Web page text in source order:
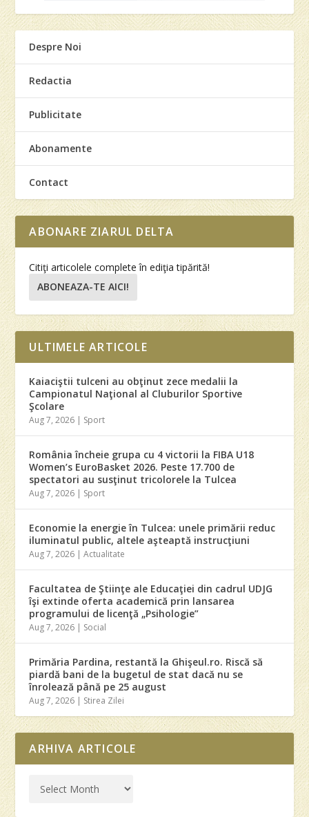
Despre Noi
Redactia
Publicitate
Abonamente
Contact
ABONARE ZIARUL DELTA
Citiţi articolele complete în ediţia tipărită!
ABONEAZA-TE AICI!
ULTIMELE ARTICOLE
Kaiaciştii tulceni au obţinut zece medalii la
Campionatul Naţional al Cluburilor Sportive
Şcolare
Aug 7, 2026 | Sport
România încheie grupa cu 4 victorii la FIBA U18
Women’s EuroBasket 2026. Peste 17.700 de
spectatori au susţinut tricolorele la Tulcea
Aug 7, 2026 | Sport
Economie la energie în Tulcea: unele primării reduc
iluminatul public, altele aşteaptă instrucţiuni
Aug 7, 2026 |Actualitate
Facultatea de Ştiinţe ale Educaţiei din cadrul UDJG
îşi extinde oferta academică prin lansarea
programului de licenţă „Psihologie”
Aug 7, 2026 | Social
Primăria Pardina, restantă la Ghişeul.ro. Riscă să
piardă bani de la bugetul de stat dacă nu se
înrolează până pe 25 august
Aug 7, 2026 | Stirea Zilei
ARHIVA ARTICOLE